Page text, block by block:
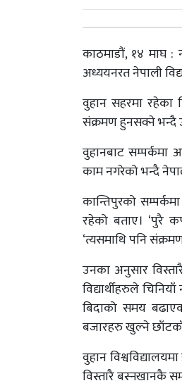
काठमाडौं, १४ माघ :
अध्ययनरत नेपाली
वुहान सहरमा रहेका
संक्रमण हुनसक्ने भन्दै
वुहानबाट
काम नगरेको भन्दै
कान्तिपुरको
रहेको बताए। ‘पुरै
‘त्यसमाथि पनि
उनका अनुसार
विद्यार्थीहरुले
बिदाको समय
बजारहरु खुल्ने
वुहान
विस्तारै बस्नखानकै